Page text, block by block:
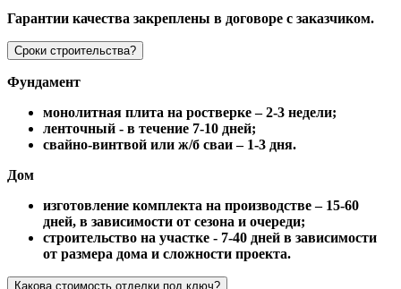
Гарантии качества закреплены в договоре с заказчиком.
Сроки строительства?
Фундамент
монолитная плита на ростверке – 2-3 недели;
ленточный - в течение 7-10 дней;
свайно-винтвой или ж/б сваи – 1-3 дня.
Дом
изготовление комплекта на производстве – 15-60
дней, в зависимости от сезона и очереди;
строительство на участке - 7-40 дней в зависимости
от размера дома и сложности проекта.
Какова стоимость отделки под ключ?